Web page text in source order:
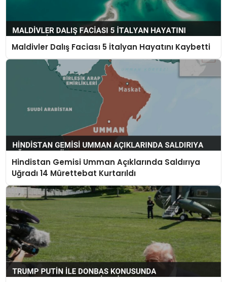
Maldivler Dalış Faciası 5 İtalyan Hayatını Kaybetti
Hindistan Gemisi Umman Açıklarında Saldırıya
Uğradı 14 Mürettebat Kurtarıldı